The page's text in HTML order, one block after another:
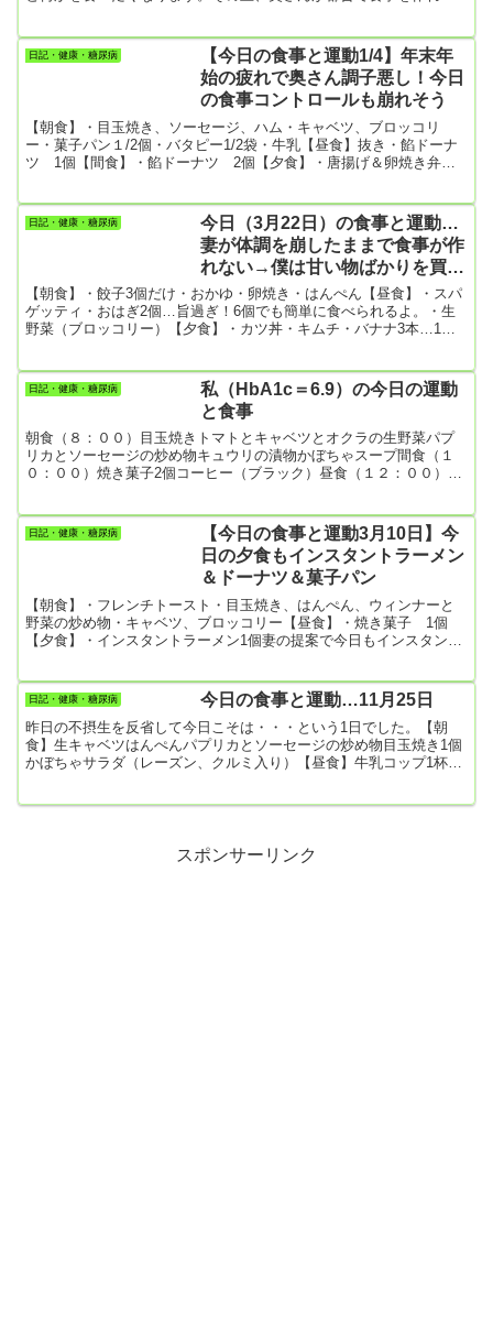
り」、おやつにバタピー1袋（750kcal）、吹雪まんじゅう。こり
ゃ、アカン！こんな食生活をしていたら、HbA1cが8.0台に後戻りに
なってしまう????運動もしないまま。体重が１.5ｋｇは増えてい...
日記・健康・糖尿病
【今日の食事と運動1/4】年末年
始の疲れで奥さん調子悪し！今日
の食事コントロールも崩れそう
【朝食】・目玉焼き、ソーセージ、ハム・キャベツ、ブロッコリ
ー・菓子パン１/2個・バタピー1/2袋・牛乳【昼食】抜き・餡ドーナ
ツ 1個【間食】・餡ドーナツ 2個【夕食】・唐揚げ＆卵焼き弁当
食をこの弁当だけにしておけば、今日の食事コントロールはOKなん
だけど、問題は夜間の間食なんですね。自分がちゃんと我慢すれば
いいだけの話なんですが、それができないんですよね。糖尿病の自
日記・健康・糖尿病
今日（3月22日）の食事と運動…
妻が体調を崩したままで食事が作
れない→僕は甘い物ばかりを買い
食い😟
【朝食】・餃子3個だけ・おかゆ・卵焼き・はんぺん【昼食】・スパ
ゲッティ・おはぎ2個…旨過ぎ！6個でも簡単に食べられるよ。・生
野菜（ブロッコリー）【夕食】・カツ丼・キムチ・バナナ3本…1本
止しました。毎日、8000歩以上を目標にしているんだけど、昨日あ
たりから右膝が痛くなってきた。きっと、歩き過ぎだな。でも甘い
物を食べてしまうので、歩くしかないのだ！妻の体調が早く良くな
っ...
日記・健康・糖尿病
私（HbA1c＝6.9）の今日の運動
と食事
朝食（８：００）目玉焼きトマトとキャベツとオクラの生野菜パプ
リカとソーセージの炒め物キュウリの漬物かぼちゃスープ間食（１
０：００）焼き菓子2個コーヒー（ブラック）昼食（１２：００）本
地の草刈り 近所の住宅に迷惑をかけるので雑草を刈り取るのです
けど、かなりの重労働。でも糖尿病の僕には頑張る意味あり夕食
（17：30）おはぎ1個ライス抜きのカレーライス。これ、昨夜の残り
日記・健康・糖尿病
【今日の食事と運動3月10日】今
日の夕食もインスタントラーメン
＆ドーナツ＆菓子パン
【朝食】・フレンチトースト・目玉焼き、はんぺん、ウィンナーと
野菜の炒め物・キャベツ、ブロッコリー【昼食】・焼き菓子 1個
【夕食】・インスタントラーメン1個妻の提案で今日もインスタント
ぱん）を買いました。【運動】・散歩 10418歩・腕立て伏せ 40
回…やり過ぎて左肩に変な痛み。
日記・健康・糖尿病 今日の食事と運動…11月25日
昨日の不摂生を反省して今日こそは・・・という1日でした。【朝
食】生キャベツはんぺんパプリカとソーセージの炒め物目玉焼き1個
かぼちゃサラダ（レーズン、クルミ入り）【昼食】牛乳コップ1杯柿
畑作業とか買い物の時もカウントします。外で両腕を振りながら歩
スポンサーリンク